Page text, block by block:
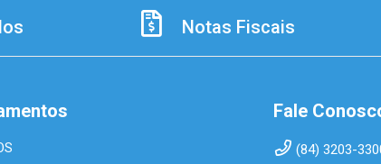
Notas Fiscais
Fale
(84) 3203-